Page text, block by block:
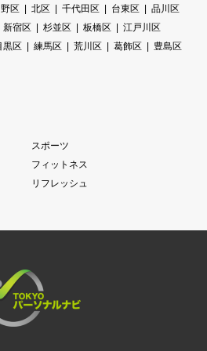
区 北区 千代田区 台東区
品川区
新宿区 杉並区 板橋区
江戸川区
黒区 練馬区 荒川区 葛飾区
豊島区
スポーツ
フィットネス
リフレッシュ